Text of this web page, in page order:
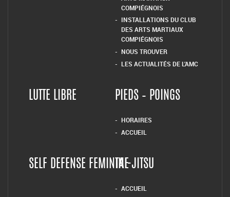
COMPIÉGNOIS
INSTALLATIONS DU CLUB
DES ARTS MARTIAUX
COMPIÉGNOIS
NOUS TROUVER
LES ACTUALITÉS DE L’AMC
LUTTE LIBRE PIEDS – POINGS
HORAIRES
ACCUEIL
SELF DEFENSE FEMININETAI-JITSU
ACCUEIL